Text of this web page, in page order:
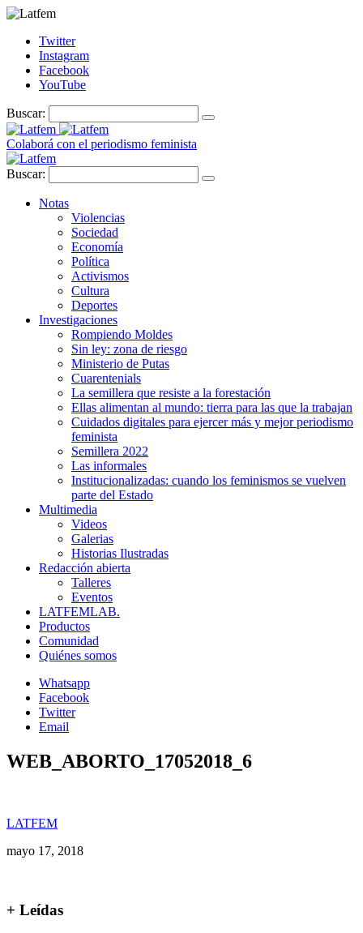
Twitter
Instagram
Facebook
YouTube
Buscar:
Colaborá con el periodismo feminista
Buscar:
Notas
Violencias
Sociedad
Economía
Política
Activismos
Cultura
Deportes
Investigaciones
Rompiendo Moldes
Sin ley: zona de riesgo
Ministerio de Putas
Cuarentenials
La semillera que resiste a la forestación
Ellas alimentan al mundo: tierra para las que la trabajan
Cuidados digitales para ejercer más y mejor periodismo
feminista
Semillera 2022
Las informales
Institucionalizadas: cuando los feminismos se vuelven
parte del Estado
Multimedia
Videos
Galerias
Historias Ilustradas
Redacción abierta
Talleres
Eventos
LATFEMLAB.
Productos
Comunidad
Quiénes somos
Whatsapp
Facebook
Twitter
Email
WEB_ABORTO_17052018_6
LATFEM
mayo 17, 2018
+ Leídas